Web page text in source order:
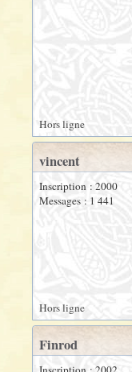
Hors ligne
vincent
Inscription : 2000
Messages : 1 441
Hors ligne
Finrod